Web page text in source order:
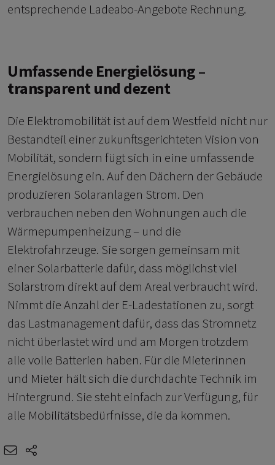
entsprechende Ladeabo-Angebote Rechnung.
Umfassende Energielösung –
transparent und dezent
Die Elektromobilität ist auf dem Westfeld nicht nur
Bestandteil einer zukunftsgerichteten Vision von
Mobilität, sondern fügt sich in eine umfassende
Energielösung ein. Auf den Dächern der Gebäude
produzieren Solaranlagen Strom. Den
verbrauchen neben den Wohnungen auch die
Wärmepumpenheizung – und die
Elektrofahrzeuge. Sie sorgen gemeinsam mit
einer Solarbatterie dafür, dass möglichst viel
Solarstrom direkt auf dem Areal verbraucht wird.
Nimmt die Anzahl der E-Ladestationen zu, sorgt
das Lastmanagement dafür, dass das Stromnetz
nicht überlastet wird und am Morgen trotzdem
alle volle Batterien haben. Für die Mieterinnen
und Mieter hält sich die durchdachte Technik im
Hintergrund. Sie steht einfach zur Verfügung, für
alle Mobilitätsbedürfnisse, die da kommen.
e-mail